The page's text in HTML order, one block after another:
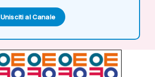
Unisciti al Canale